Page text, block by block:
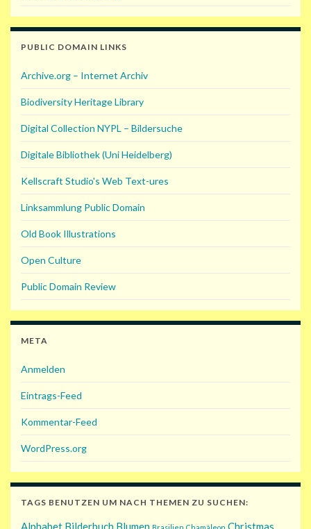
PUBLIC DOMAIN LINKS
Archive.org – Internet Archiv
Biodiversity Heritage Library
Digital Collection NYPL – Bildersuche
Digitale Bibliothek (Uni Heidelberg)
Kellscraft Studio's Web Text-ures
Linksammlung Public Domain
Old Book Illustrations
Open Culture
Public Domain Review
META
Anmelden
Eintrags-Feed
Kommentar-Feed
WordPress.org
TAGS BENUTZEN UM NACH THEMEN ZU SUCHEN:
Alphabet Bilderbuch Blumen Christmas